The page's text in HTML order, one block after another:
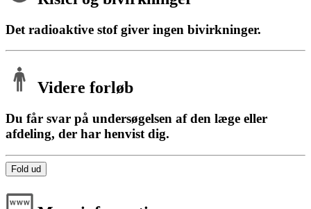
Det radioaktive stof giver ingen bivirkninger.
Videre forløb
Du får svar på undersøgelsen af den læge eller
afdeling, der har henvist dig.
Fold ud